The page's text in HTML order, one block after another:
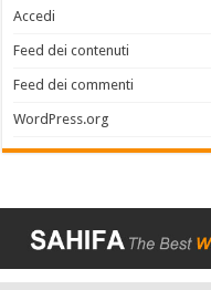
Accedi
Feed dei contenuti
Feed dei commenti
WordPress.org